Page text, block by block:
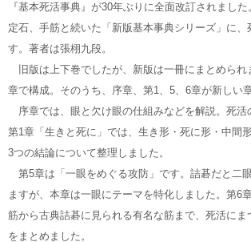
『基本死活事典』が30年ぶりに全面改訂されました
定石、手筋と続いた「新版基本事典シリーズ」に、
す。著者は張栩九段。
旧版は上下巻でしたが、新版は一冊にまとめられ
章で構成。そのうち、序章、第1、5、6章が新しい章
序章では、眼と欠け眼の仕組みなどを解説。死活
第1章「生きと死に」では、生き形・死に形・中間
3つの結論について整理しました。
第5章は「一眼をめぐる攻防」です。詰碁だと二
ますが、本章は一眼にテーマを特化しました。第6
筋から古典詰碁に見られる有名な筋まで、死活にま
をまとめました。